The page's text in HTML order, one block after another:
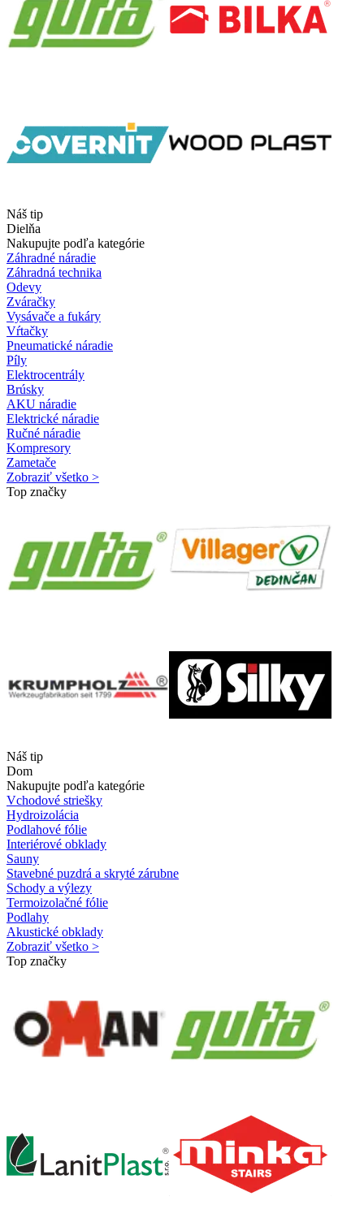
Náš tip
Dielňa
Nakupujte podľa kategórie
Záhradné náradie
Záhradná technika
Odevy
Zváračky
Vysávače a fukáry
Vŕtačky
Pneumatické náradie
Píly
Elektrocentrály
Brúsky
AKU náradie
Elektrické náradie
Ručné náradie
Kompresory
Zametače
Zobraziť všetko >
Top značky
Náš tip
Dom
Nakupujte podľa kategórie
Vchodové striešky
Hydroizolácia
Podlahové fólie
Interiérové obklady
Sauny
Stavebné puzdrá a skryté zárubne
Schody a výlezy
Termoizolačné fólie
Podlahy
Akustické obklady
Zobraziť všetko >
Top značky